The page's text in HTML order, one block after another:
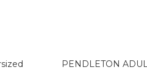
PENDLETON ADULT